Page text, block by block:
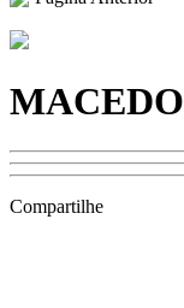
MACEDO
Compartilhe